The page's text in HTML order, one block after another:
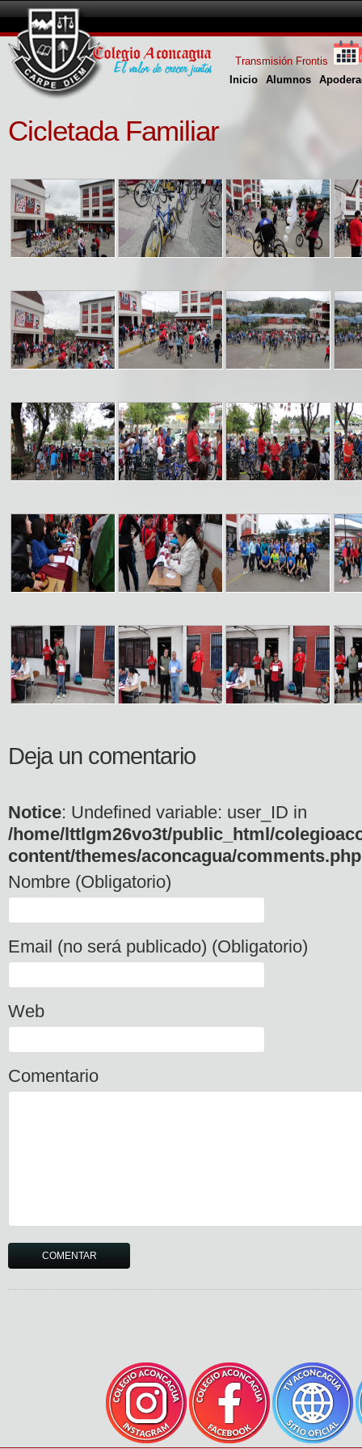
Inicio Alumnos
Transmisión Frontis
Cicletada Familiar
Deja un comentario
Notice: Undefined variable: user_ID in
/home/lttlgm26vo3t/public_html/
content/themes/aconcagua/comments.php
Nombre (Obligatorio)
Email (no será publicado) (Obligatorio)
Web
Comentario